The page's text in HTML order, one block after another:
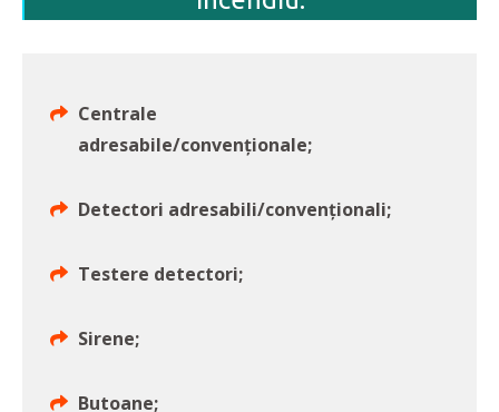
Centrale
adresabile/convenționale;
Detectori adresabili/convenționali;
Testere detectori;
Sirene;
Butoane;